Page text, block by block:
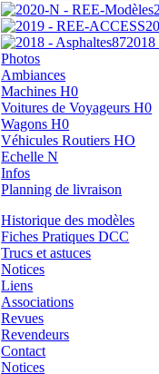
2018
Photos
Ambiances
Machines H0
Voitures de Voyageurs H0
Wagons H0
Véhicules Routiers HO
Echelle N
Infos
Planning de livraison
Historique des modèles
Fiches Pratiques DCC
Trucs et astuces
Notices
Liens
Associations
Revues
Revendeurs
Contact
Notices